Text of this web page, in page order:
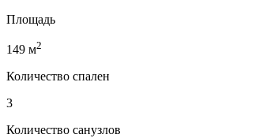
Площадь
149 м2
Количество спален
3
Количество санузлов